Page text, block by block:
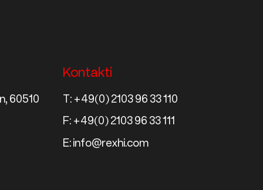
60510
Kontakti
T: +49(0) 2103 96 33 110
F: +49(0) 2103 96 33 111
E:info@rexhi.com